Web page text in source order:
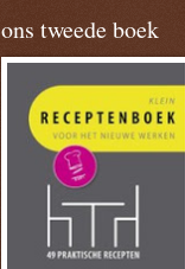
ons tweede boek